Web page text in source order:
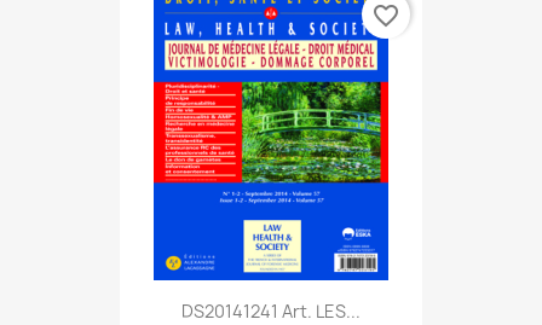
DS20141241 Art. LES...
favorite_border